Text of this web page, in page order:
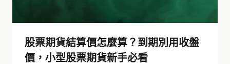
股票期貨結算價怎麼算？到期別用收盤
價，小型股票期貨新手必看